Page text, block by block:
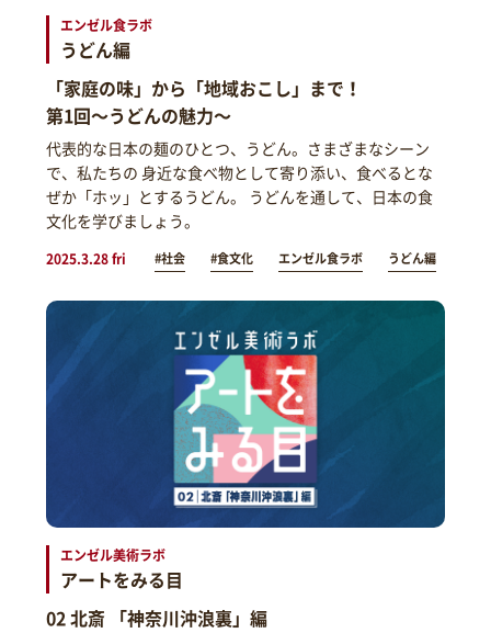
エンゼル食ラボ
うどん編
「家庭の味」から「地域おこし」まで！
第1回～うどんの魅力～
代表的な日本の麺のひとつ、うどん。さまざまなシーン
で、私たちの 身近な食べ物として寄り添い、食べるとな
ぜか「ホッ」とするうどん。 うどんを通して、日本の食
文化を学びましょう。
2025.3.28 fri #社会 #食文化 エンゼル食ラボ うどん編
エンゼル美術ラボ
アートをみる目
02 北斎 「神奈川沖浪裏」編